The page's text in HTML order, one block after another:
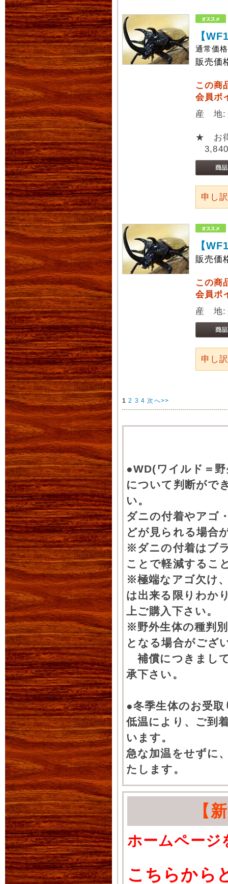
【
通常価
販売価
この商
会員ポ
産 地:
★ お
申し
【
販売価
この商
会員ポ
産 地:
申し
1 2 3 4 次へ>>
●WD(ワイルド＝
について判断がで
い。
ダニの付着やアゴ
どが見られる場合
※ダニの付着はブ
ことで軽減するこ
※極端なアゴ欠け
は出来る限りわか
上ご購入下さい。
※野外生体の種判
となる場合がござ
補償につきまし
承下さい。
●冬季生体のお受
低温により、ご到
います。
急な加温をせずに
たします。
【
ホームページ
こちらから